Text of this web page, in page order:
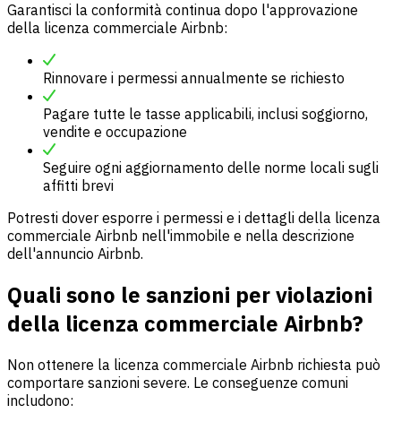
Garantisci la conformità continua dopo l'approvazione
della licenza commerciale Airbnb:
Rinnovare i permessi annualmente se richiesto
Pagare tutte le tasse applicabili, inclusi soggiorno,
vendite e occupazione
Seguire ogni aggiornamento delle norme locali sugli
affitti brevi
Potresti dover esporre i permessi e i dettagli della licenza
commerciale Airbnb nell'immobile e nella descrizione
dell'annuncio Airbnb.
Quali sono le sanzioni per violazioni
della licenza commerciale Airbnb?
Non ottenere la licenza commerciale Airbnb richiesta può
comportare sanzioni severe. Le conseguenze comuni
includono: